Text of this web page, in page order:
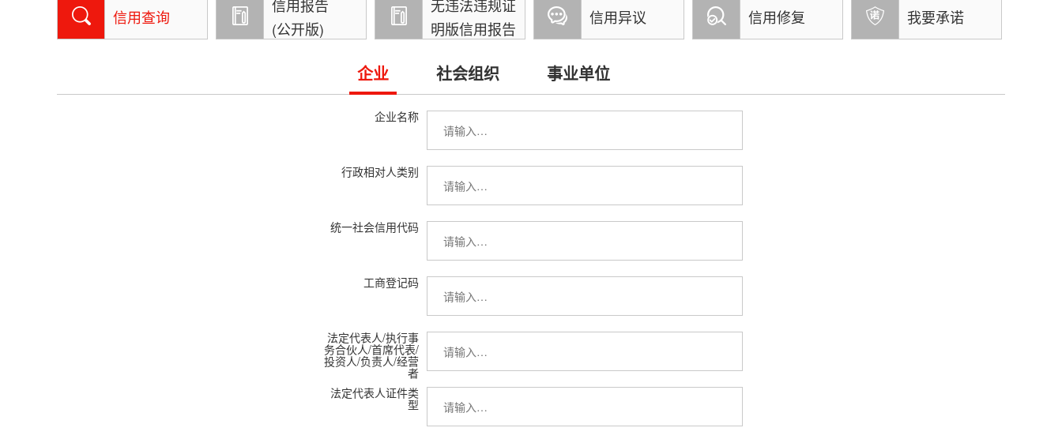
信用查询
信用报告
(公开版)
无违法违规证
明版信用报告
信用异议 信用修复 我要承诺
企业 社会组织 事业单位
企业名称
行政相对人类别
统一社会信用代码
工商登记码
法定代表人/执行事
务合伙人/首席代表/
投资人/负责人/经营
者
法定代表人证件类
型